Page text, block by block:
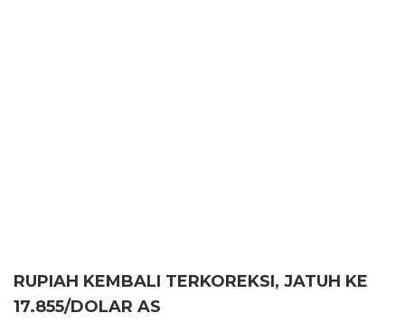
RUPIAH KEMBALI TERKOREKSI, JATUH KE
17.855/DOLAR AS